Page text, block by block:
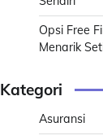
Opsi Free
Menarik
Kategori
Asuransi